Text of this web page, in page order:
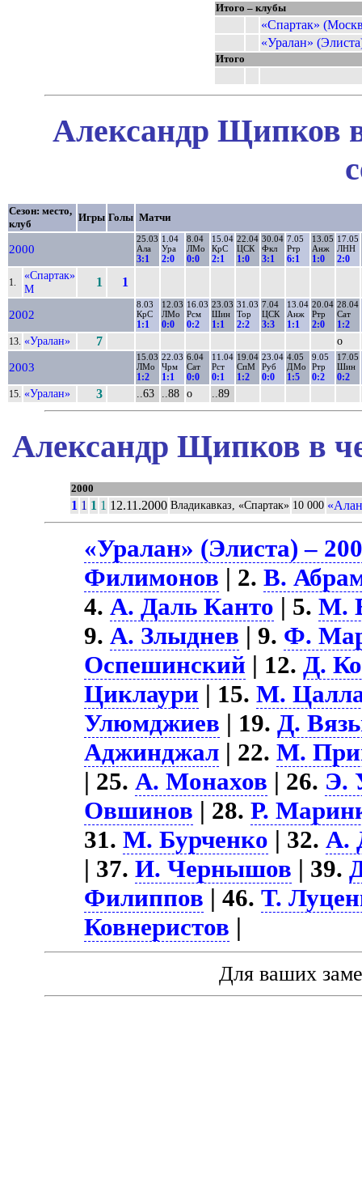
Итого – клубы
«Спартак»
«Уралан»
Итого
Александр Щипков
Сезон: место,
клуб
Игры Голы Матчи
2000
25.03
Ала
3:1
1.04
Ура
2:0
8.04
ЛМо
0:0
15.04
КрС
2:1
22.04
ЦСК
1:0
30.04
Фкл
3:1
7.05
Ртр
6:1
13.05
Анж
1:0
17.05
ЛНН
2:0
1.
«Спартак»
М
1 1
2002
8.03
КрС
1:1
12.03
ЛМо
0:0
16.03
Рсм
0:2
23.03
Шин
1:1
31.03
Тор
2:2
7.04
ЦСК
3:3
13.04
Анж
1:1
20.04
Ртр
2:0
28.04
Сат
1:2
13. «Уралан» 7 о
2003
15.03
ЛМо
1:2
22.03
Чрм
1:1
6.04
Сат
0:0
11.04
Рст
0:1
19.04
СпМ
1:2
23.04
Руб
0:0
4.05
ДМо
1:5
9.05
Ртр
0:2
17.05
Шин
0:2
15. «Уралан» 3 ..63 ..88 о ..89
Александр Щипков в
2000
1 1 1 1 12.11.2000 Владикавказ, «Спартак» 10 000
«Уралан» (Элиста) –
Филимонов | 2.В.
4.А. Даль Канто | 5.М.
9.А. Злыднев | 9. Ф.
Оспешинский | 12.Д.
Циклаури | 15.М.
Улюмджиев | 19.Д.
Аджинджал | 22.М.
| 25.А. Монахов | 26. Э.
Овшинов | 28.Р.
31.М. Бурченко | 32.А.
| 37.И. Чернышов | 39.
Филиппов | 46.Т.
Ковнеристов |
Для ваших